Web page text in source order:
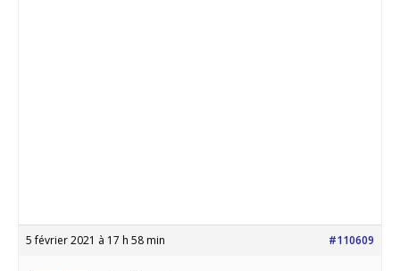
5 février 2021 à 17 h 58 min #110609